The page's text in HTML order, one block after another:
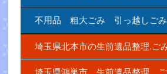
不用品 粗大ごみ 引っ越しご
埼玉県北本市の生前遺品整理.ご